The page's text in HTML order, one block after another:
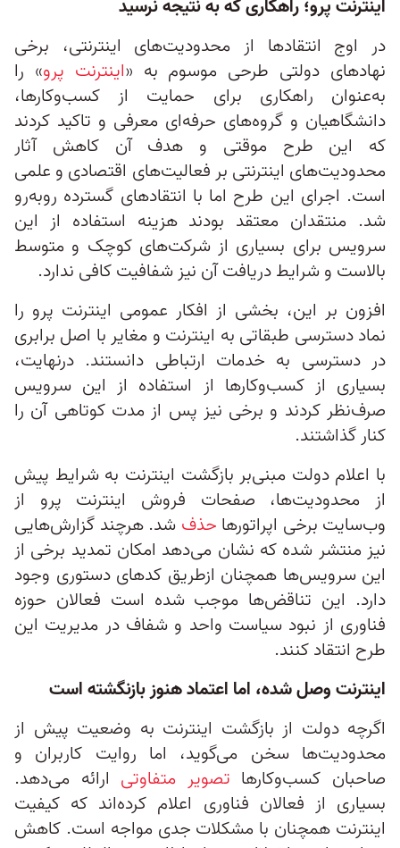
اینترنت پرو؛ راهکاری که به نتیجه نرسید
در اوج انتقادها از محدودیت‌های اینترنتی، برخی
نهادهای دولتی طرحی موسوم به «اینترنت پرو» را
به‌عنوان راهکاری برای حمایت از کسب‌وکارها،
دانشگاهیان و گروه‌های حرفه‌ای معرفی و تاکید کردند
که این طرح موقتی و هدف آن کاهش آثار
محدودیت‌های اینترنتی بر فعالیت‌های اقتصادی و علمی
است. اجرای این طرح اما با انتقادهای گسترده روبه‌رو
شد. منتقدان معتقد بودند هزینه استفاده از این
سرویس برای بسیاری از شرکت‌های کوچک و متوسط
بالاست و شرایط دریافت آن نیز شفافیت کافی ندارد.
افزون بر این، بخشی از افکار عمومی اینترنت پرو را
نماد دسترسی طبقاتی به اینترنت و مغایر با اصل برابری
در دسترسی به خدمات ارتباطی دانستند. درنهایت،
بسیاری از کسب‌وکارها از استفاده از این سرویس
صرف‌نظر کردند و برخی نیز پس از مدت کوتاهی آن را
کنار گذاشتند.
با اعلام دولت مبنی‌بر بازگشت اینترنت به شرایط پیش
از محدودیت‌ها، صفحات فروش اینترنت پرو از
وب‌سایت برخی اپراتورها حذف شد. هرچند گزارش‌هایی
نیز منتشر شده که نشان می‌دهد امکان تمدید برخی از
این سرویس‌ها همچنان ازطریق کدهای دستوری وجود
دارد. این تناقض‌ها موجب شده است فعالان حوزه
فناوری از نبود سیاست واحد و شفاف در مدیریت این
طرح انتقاد کنند.
اینترنت وصل شده، اما اعتماد هنوز بازنگشته است
اگرچه دولت از بازگشت اینترنت به وضعیت پیش از
محدودیت‌ها سخن می‌گوید، اما روایت کاربران و
صاحبان کسب‌وکارها تصویر متفاوتی ارائه می‌دهد.
بسیاری از فعالان فناوری اعلام کرده‌اند که کیفیت
اینترنت همچنان با مشکلات جدی مواجه است. کاهش